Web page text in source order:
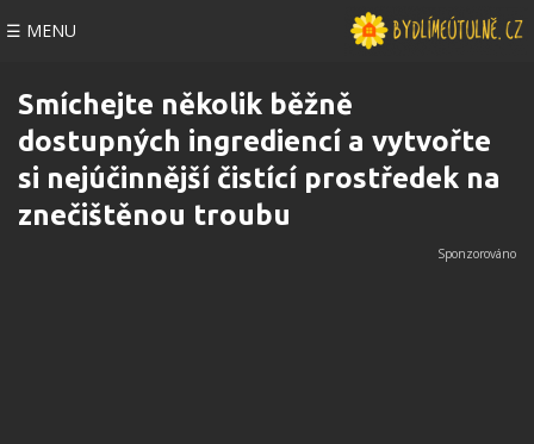
☰ MENU
Smíchejte několik běžně
dostupných ingrediencí a vytvořte
si nejúčinnější čistící prostředek na
znečištěnou troubu